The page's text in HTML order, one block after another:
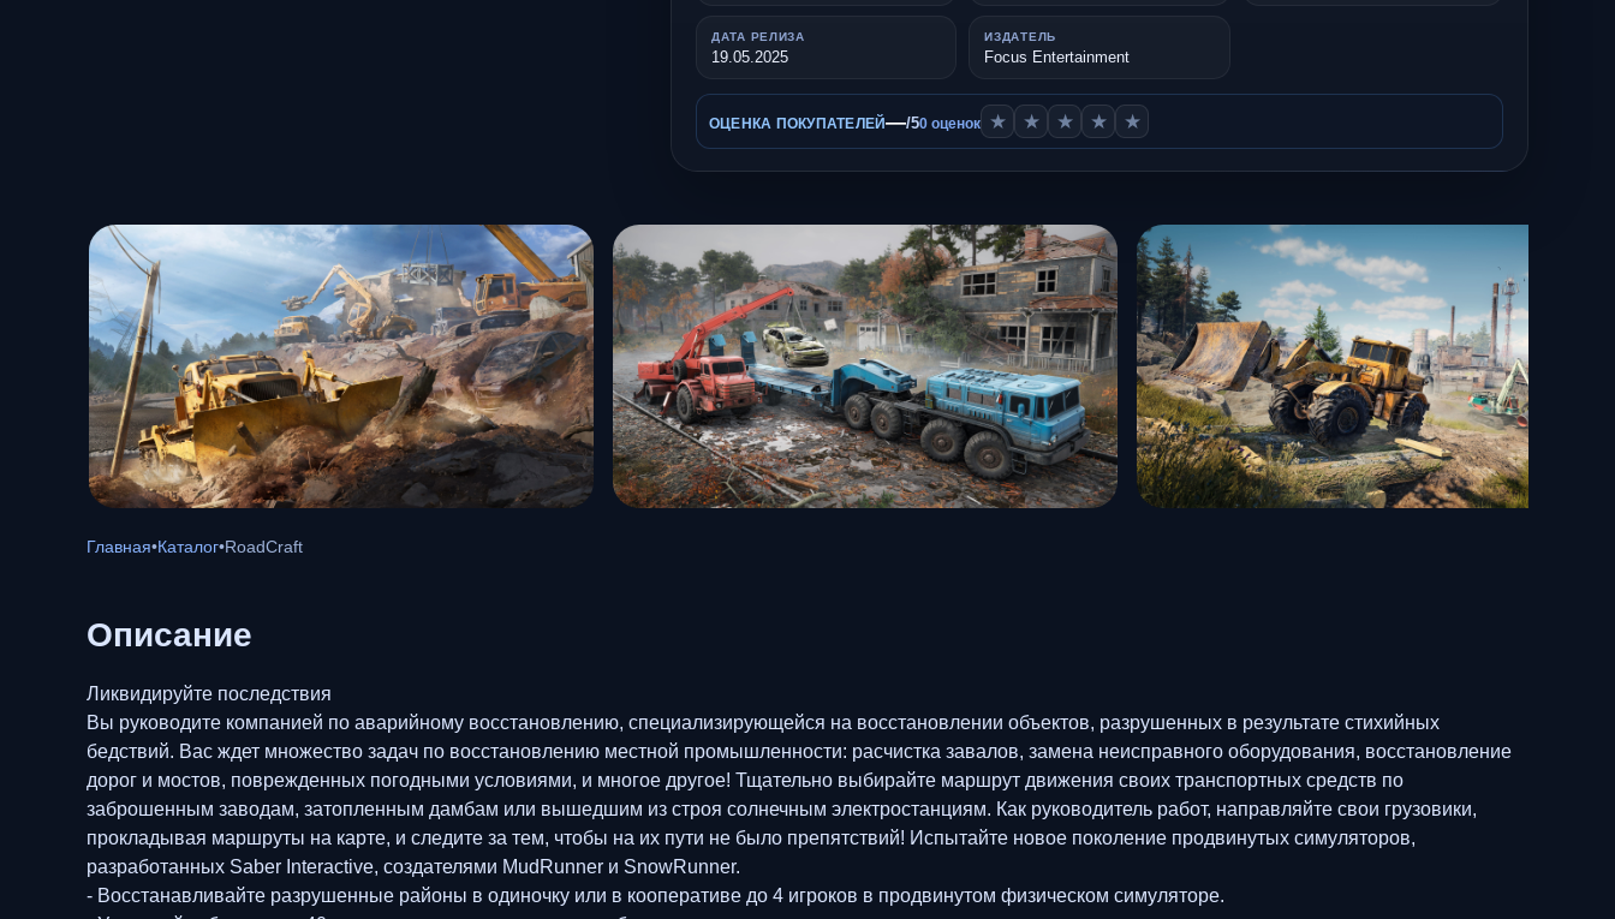
ДАТА РЕЛИЗА
19.05.2025
ИЗДАТЕЛЬ
Focus Entertainment
ОЦЕНКА ПОКУПАТЕЛЕЙ—/50 оценок ★ ★ ★ ★ ★
Главная•Каталог•RoadCraft
Описание
Ликвидируйте последствия
Вы руководите компанией по аварийному восстановлению, специализирующейся на восстановлении объектов, разрушенных в результате стихийных
бедствий. Вас ждет множество задач по восстановлению местной промышленности: расчистка завалов, замена неисправного оборудования, восстановление
дорог и мостов, поврежденных погодными условиями, и многое другое! Тщательно выбирайте маршрут движения своих транспортных средств по
заброшенным заводам, затопленным дамбам или вышедшим из строя солнечным электростанциям. Как руководитель работ, направляйте свои грузовики,
прокладывая маршруты на карте, и следите за тем, чтобы на их пути не было препятствий! Испытайте новое поколение продвинутых симуляторов,
разработанных Saber Interactive, создателями MudRunner и SnowRunner.
- Восстанавливайте разрушенные районы в одиночку или в кооперативе до 4 игроков в продвинутом физическом симуляторе.